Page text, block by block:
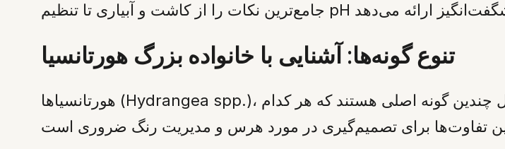
تنوع گونه‌ها: آشنایی با خانواده بزرگ هورتانسیا
هورتانسیاها (Hydrangea spp.)، که اغلب به صورت درختچه‌های خزان‌پذیر رشد می‌کنند، شامل چندین گونه اصلی هستند که هر کدام